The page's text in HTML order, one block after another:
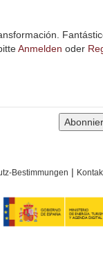
Anmelden oder
Bestimmungen |